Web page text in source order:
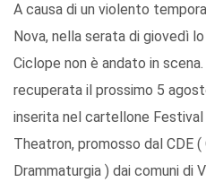
A causa di un violento
Nova, nella serata di giovedì
Ciclope non è andato in
recuperata il prossimo 5
inserita nel cartellone
Theatron, promosso dal CDE
Drammaturgia ) dai comuni di